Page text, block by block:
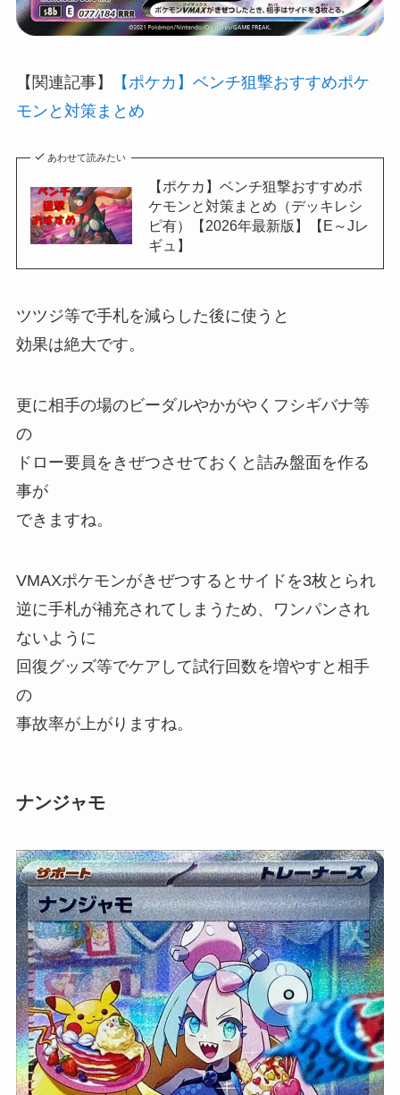
【関連記事】
【ポケカ】ベンチ狙撃おすすめポケ
モンと対策まとめ
あわせて読みたい
【ポケカ】ベンチ狙撃おすすめポ
ケモンと対策まとめ（デッキレシ
ピ有）【2026年最新版】【E～Jレ
ギュ】
ツツジ等で手札を減らした後に使うと
効果は絶大です。
更に相手の場のビーダルやかがやくフシギバナ等
の
ドロー要員をきぜつさせておくと詰み盤面を作る
事が
できますね。
VMAXポケモンがきぜつするとサイドを3枚とられ
逆に手札が補充されてしまうため、ワンパンされ
ないように
回復グッズ等でケアして試行回数を増やすと相手
の
事故率が上がりますね。
ナンジャモ